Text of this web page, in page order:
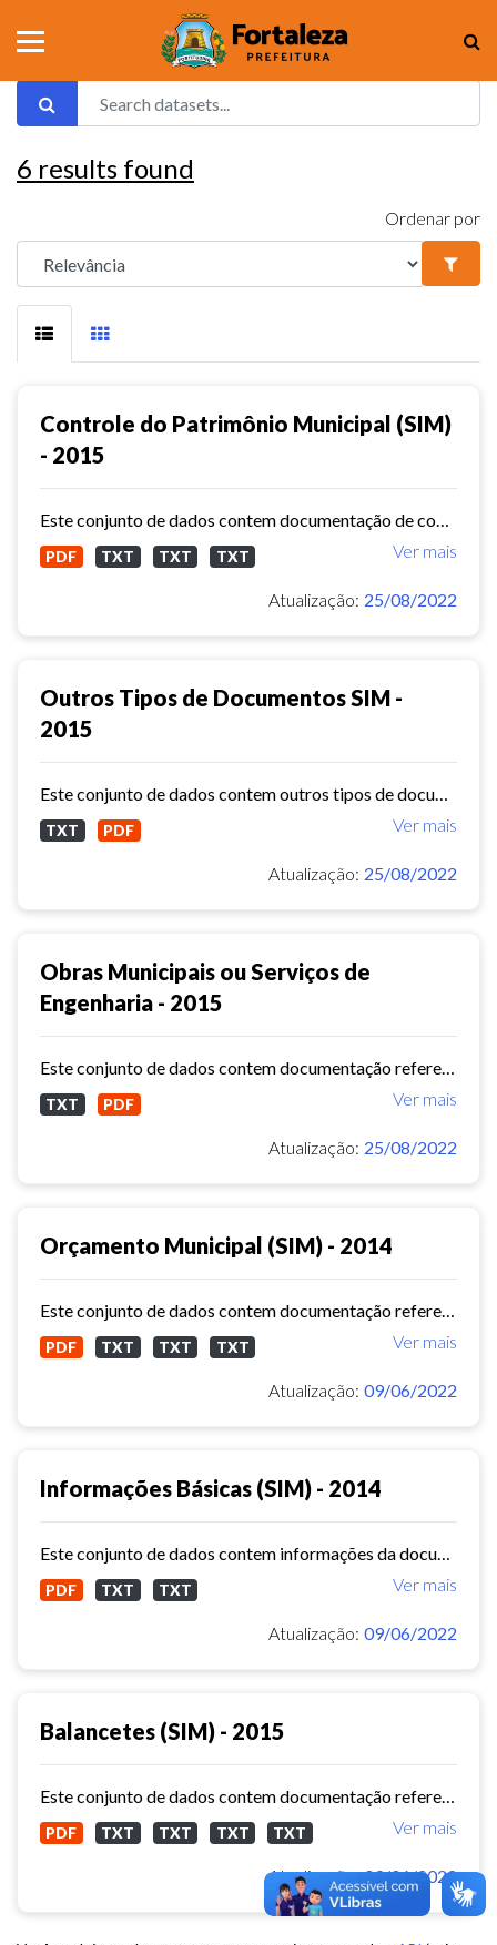
6 results found
Ordenar por
Controle do Patrimônio Municipal (SIM)
- 2015
Ver mais
PDF TXT TXT TXT
Atualização: 25/08/2022
Outros Tipos de Documentos SIM -
2015
Ver mais
TXT PDF
Atualização: 25/08/2022
Obras Municipais ou Serviços de
Engenharia - 2015
Ver mais
TXT PDF
Atualização: 25/08/2022
Orçamento Municipal (SIM) - 2014
Ver mais
PDF TXT TXT TXT
Atualização: 09/06/2022
Informações Básicas (SIM) - 2014
Ver mais
PDF TXT TXT
Atualização: 09/06/2022
Balancetes (SIM) - 2015
Ver mais
PDF TXT TXT TXT TXT
Atualização: 09/06/2022